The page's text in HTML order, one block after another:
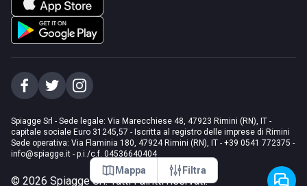
Mappa Filtra
Spiagge Srl - Sede legale: Via Marecchiese 48, 47923 Rimini (RN), IT -
capitale sociale Euro 31245,57 - Iscritta al registro delle imprese di Rimini
Sede operativa: Via Flaminia 180, 47924 Rimini (RN), IT - +39 0541 772375 -
info@spiagge.it - p.i./c.f. 04536640404
© 2026 Spiagge Srl. Tutti i diritti riservati.